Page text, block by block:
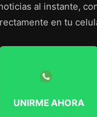
al instante,
en tu
UNIRME AHORA